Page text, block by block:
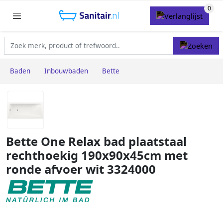
Baden Inbouwbaden Bette
Bette One Relax bad plaatstaal
rechthoekig 190x90x45cm met
ronde afvoer wit 3324000